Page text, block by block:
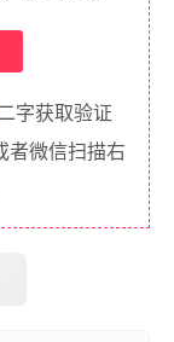
字获取验证
者微信扫描右